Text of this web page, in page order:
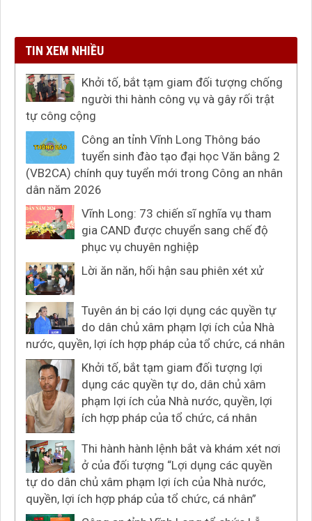
TIN XEM NHIỀU
Khởi tố, bắt tạm giam đối tượng chống
người thi hành công vụ và gây rối trật
tự công cộng
Công an tỉnh Vĩnh Long Thông báo
tuyển sinh đào tạo đại học Văn bằng 2
(VB2CA) chính quy tuyển mới trong Công an nhân
dân năm 2026
Vĩnh Long: 73 chiến sĩ nghĩa vụ tham
gia CAND được chuyển sang chế độ
phục vụ chuyên nghiệp
Lời ăn năn, hối hận sau phiên xét xử
Tuyên án bị cáo lợi dụng các quyền tự
do dân chủ xâm phạm lợi ích của Nhà
nước, quyền, lợi ích hợp pháp của tổ chức, cá nhân
Khởi tố, bắt tạm giam đối tượng lợi
dụng các quyền tự do, dân chủ xâm
phạm lợi ích của Nhà nước, quyền, lợi
ích hợp pháp của tổ chức, cá nhân
Thi hành hành lệnh bắt và khám xét nơi
ở của đối tượng “Lợi dụng các quyền
tự do dân chủ xâm phạm lợi ích của Nhà nước,
quyền, lợi ích hợp pháp của tổ chức, cá nhân”